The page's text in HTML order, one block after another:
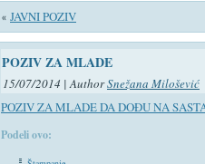
« JAVNI POZIV
POZIV ZA MLADE
15/07/2014 | AuthorSnežana Milošević
POZIV ZA MLADE DA DOĐU NA
Podeli ovo: